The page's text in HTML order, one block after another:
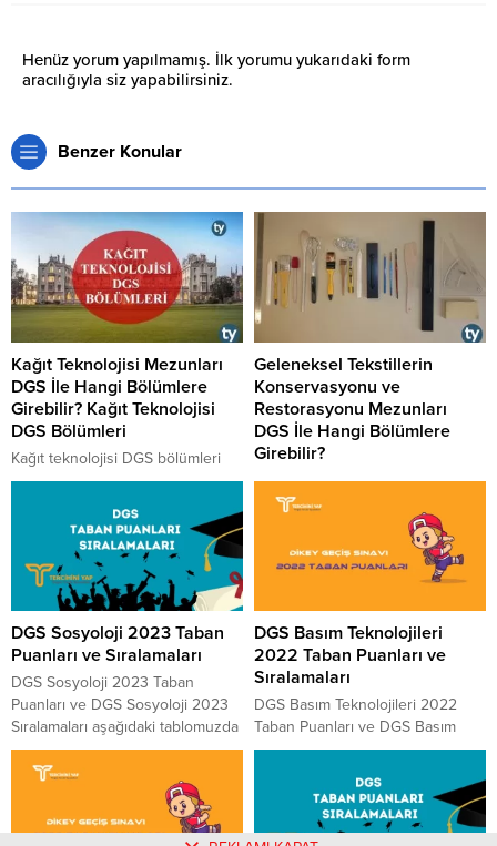
Henüz yorum yapılmamış. İlk yorumu yukarıdaki form
aracılığıyla siz yapabilirsiniz.
Benzer Konular
Kağıt Teknolojisi Mezunları
DGS İle Hangi Bölümlere
Girebilir? Kağıt Teknolojisi
DGS Bölümleri
Kağıt teknolojisi DGS bölümleri
hangileridir, DGS ile kağıt
bölümlere geçebilme hakkı vardır,
2 yıllıktan 4 yıllık programlara
geçiş için ne yapmak
gerekmektedir, 2 yıllık bölüm
olan kağıt teknolojisi mezunları
hangi bölümlere DGS ile geçiş
yapabilmektedir, kağıt teknolojisi
bölümü mezunları DGS’ye girerek
tercih etme hakkı olan bölümlere
nasıl...
Geleneksel Tekstillerin
Konservasyonu ve
Restorasyonu Mezunları
DGS İle Hangi Bölümlere
Girebilir?
Geleneksel tekstillerin
konservasyonu ve restorasyonu
DGS bölümleri nelerdir, DGS ile
geleneksel tekstillerin
konservasyonu ve restorasyonu
geçiş hakkı bulunmaktadır, 2
yıllıktan 4 yıllık programlara geçiş
hangi yöntem ile uygulanmaktadır,
2 önlisans bölümü olan
geleneksel tekstillerin
konservasyonu ve restorasyonu
mezunları hangi bölümlere DGS
tekstillerin konservasyonu ve...
DGS Sosyoloji 2023 Taban
Puanları ve Sıralamaları
DGS Sosyoloji 2023 Taban
Puanları ve DGS Sosyoloji 2023
Sıralamaları aşağıdaki tablomuzda
paylaşılmıştır. 2023 yılında
DGS’ye girecek adaylara fikir ve
bilgi vermesi için paylaştığımız
tablo ÖSYM tarafından yayınlanan
güncel rakamları içermektedir.
DGS Basım Teknolojileri
2022 Taban Puanları ve
Sıralamaları
DGS Basım Teknolojileri 2022
Taban Puanları ve DGS Basım
Teknolojileri 2022 Sıralamaları
paylaşılmıştır. 2022 yılında
DGS’ye girecek adaylara fikir ve
bilgi vermesi için paylaştığımız